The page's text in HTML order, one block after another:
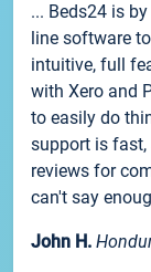
... Beds24 is
line software
intuitive, full
with Xero and
to easily do
support is fast,
reviews for
can't say
John H.